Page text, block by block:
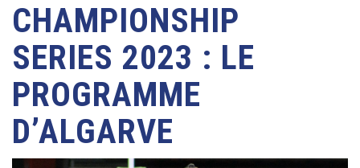
CHAMPIONSHIP
SERIES 2023 : LE
PROGRAMME
D’ALGARVE